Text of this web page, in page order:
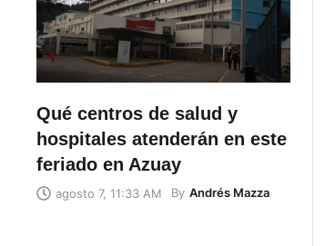
Qué centros de salud y
hospitales atenderán en este
feriado en Azuay
agosto 7, 11:33 AM By Andrés Mazza